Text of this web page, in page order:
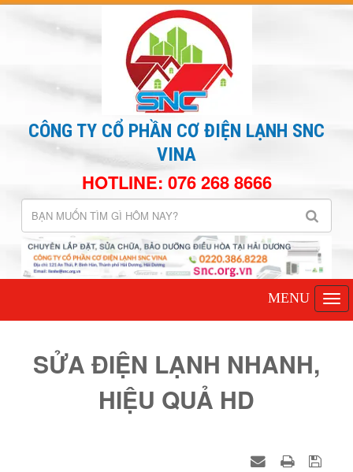
CÔNG TY CỔ PHẦN CƠ ĐIỆN LẠNH SNC
VINA
HOTLINE: 076 268 8666
SỬA ĐIỆN LẠNH NHANH,
HIỆU QUẢ HD